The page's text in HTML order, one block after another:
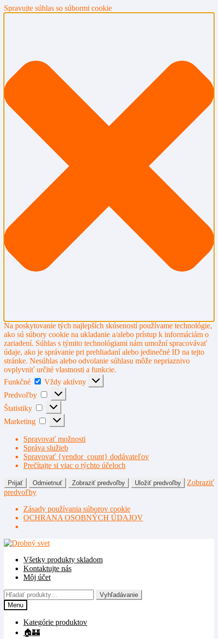
Spravujte súhlas so súbormi cookie
Na poskytovanie tých najlepších skúseností používame technológie,
ako sú súbory cookie na ukladanie a/alebo prístup k informáciám o
zariadení. Súhlas s týmito technológiami nám umožní spracovávať
údaje, ako je správanie pri prehliadaní alebo jedinečné ID na tejto
stránke. Nesúhlas alebo odvolanie súhlasu môže nepriaznivo
ovplyvniť určité vlastnosti a funkcie.
Funkčné
Funkčné
Vždy aktívny
Predvoľby
Predvoľby
Štatistiky Štatistiky
Marketing Marketing
Spravovať možnosti
Správa služieb
Spravovať {vendor_count} dodávateľov
Prečítajte si viac o týchto účeloch
Prijať Odmietnuť Zobraziť predvoľby Uložiť predvoľby
Zobraziť
predvoľby
Zásady používania súborov cookie
OCHRANA OSOBNÝCH ÚDAJOV
Preskočiť
navigáciu
Preskočiť
obsah
Všetky produkty skladom
Kontaktujte nás
Môj účet
Hľadať:
Vyhľadávanie
Menu
Kategórie produktov
🏠🏰